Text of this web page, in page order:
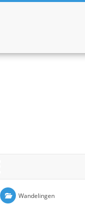
Wandelingen